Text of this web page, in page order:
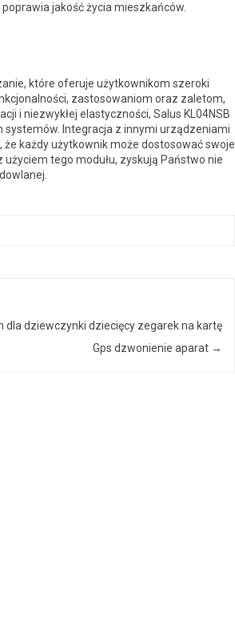
jakość życia mieszkańców.
które oferuje użytkownikom szeroki
zastosowaniom oraz zaletom,
i niezwykłej elastyczności, Salus KL04NSB
systemów. Integracja z innymi urządzeniami
każdy użytkownik może dostosować swoje
tego modułu, zyskują Państwo nie
dla dziewczynki dziecięcy zegarek na kartę
Gps dzwonienie aparat →